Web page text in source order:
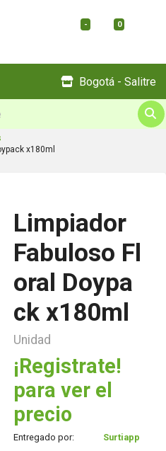
- 0
Bogotá - Salitre
x180ml
Limpiador
Fabuloso Fl
oral Doypa
ck x180ml
Unidad
¡Registrate!
para ver el
precio
Entregado por: Surtiapp